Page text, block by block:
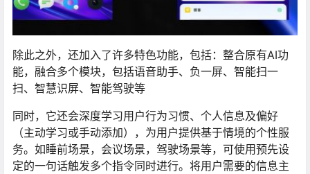
除此之外，还加入了许多特色功能，包括：整合原有AI功
能，融合多个模块，包括语音助手、负一屏、智能扫一
扫、智慧识屏、智能驾驶等
同时，它还会深度学习用户行为习惯、个人信息及偏好
（主动学习或手动添加），为用户提供基于情境的个性服
务。如睡前场景，会议场景，驾驶场景等，可使用预先设
定的一句话触发多个指令同时进行。将用户需要的信息主